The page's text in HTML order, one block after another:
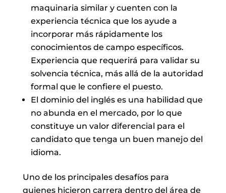
maquinaria similar y cuenten con la
experiencia técnica que los ayude a
incorporar más rápidamente los
conocimientos de campo específicos.
Experiencia que requerirá para validar su
solvencia técnica, más allá de la autoridad
formal que le confiere el puesto.
El dominio del inglés es una habilidad que
no abunda en el mercado, por lo que
constituye un valor diferencial para el
candidato que tenga un buen manejo del
idioma.
Uno de los principales desafíos para
quienes hicieron carrera dentro del área de